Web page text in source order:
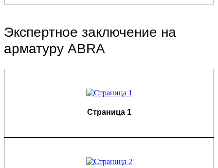
Экспертное заключение на
арматуру ABRA
Страница 1